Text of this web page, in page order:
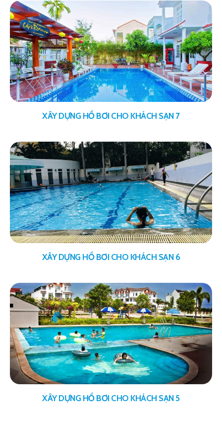
XÂY DỰNG HỒ BƠI CHO KHÁCH SẠN 7
XÂY DỰNG HỒ BƠI CHO KHÁCH SẠN 6
XÂY DỰNG HỒ BƠI CHO KHÁCH SẠN 5